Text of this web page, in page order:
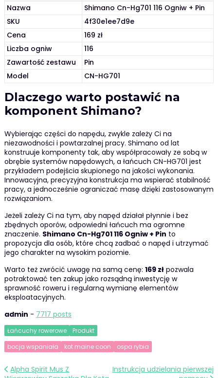
Nazwa
Shimano Cn-Hg701 116 Ogniw + Pin
SKU
4f30e1ee7d9e
Cena
169 zł
Liczba ogniw
116
Zawartość zestawu
Pin
Model
CN-HG701
Dlaczego warto postawić na
komponent Shimano?
Wybierając części do napędu, zwykle zależy Ci na
niezawodności i powtarzalnej pracy. Shimano od lat
konstruuje komponenty tak, aby współpracowały ze sobą w
obrębie systemów napędowych, a łańcuch CN-HG701 jest
przykładem podejścia skupionego na jakości wykonania.
Innowacyjna, precyzyjna konstrukcja ma wspierać stabilność
pracy, a jednocześnie ograniczać masę dzięki zastosowanym
rozwiązaniom.
Jeżeli zależy Ci na tym, aby napęd działał płynnie i bez
zbędnych oporów, odpowiedni łańcuch ma ogromne
znaczenie. Shimano Cn-Hg701 116 Ogniw + Pin to
propozycja dla osób, które chcą zadbać o napęd i utrzymać
jego charakter na wysokim poziomie.
Warto też zwrócić uwagę na samą cenę: 169 złpozwala
potraktować ten zakup jako rozsądną inwestycję w
sprawność roweru i regularną wymianę elementów
eksploatacyjnych.
admin - 7717 posts
Łańcuchy rowerowe
Produkt
bocja wspaniała
kot maine coon ospa rybia
Nawigacja
Alpha Spirit Mus Z
Instrukcja udzielania pierwszej